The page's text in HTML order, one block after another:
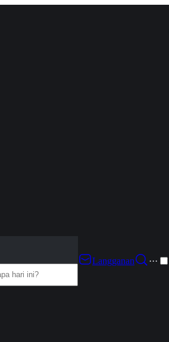
Langganan
···